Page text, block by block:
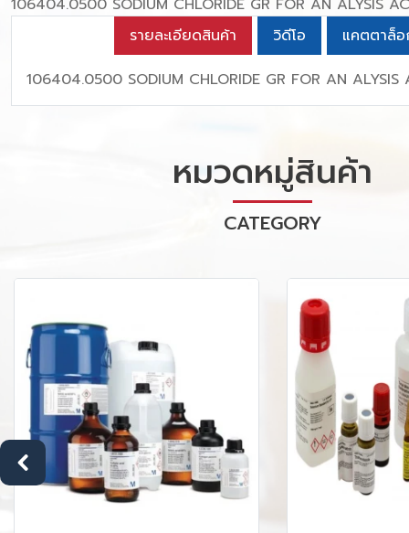
106404.0500 SODIUM CHLORIDE GR FOR AN ALYSIS
รายละเอียดสินค้า
วิดีโอ
แคตตาล็
106404.0500 SODIUM CHLORIDE GR FOR AN ALYSIS
หมวดหมู่สินค้า
CATEGORY